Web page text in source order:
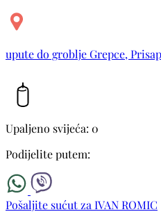
upute do groblje Grepce, Prisap
Upaljeno svijeća: 0
Podijelite putem:
Pošaljite sućut za IVAN ROMIC